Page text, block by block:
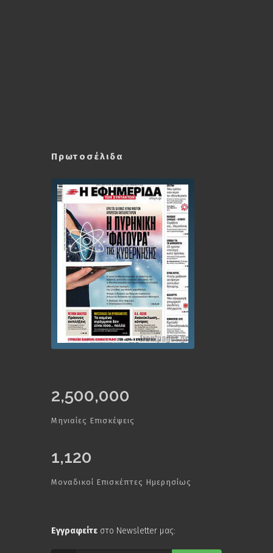
Πρωτοσέλιδα
2,500,000
Μηνιαίες Επισκέψεις
1,120
Μοναδικοί Επισκέπτες Ημερησίως
Εγγραφείτε στο Newsletter μας: